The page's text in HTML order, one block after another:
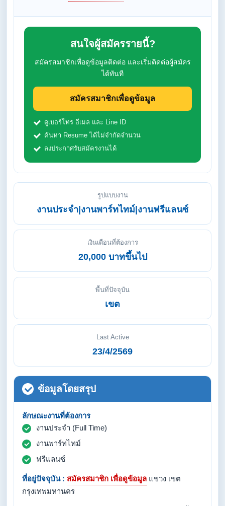
สนใจผู้สมัครรายนี้?
สมัครสมาชิกเพื่อดูข้อมูลติดต่อ และเริ่มติดต่อผู้สมัคร
ได้ทันที
สมัครสมาชิกเพื่อดูข้อมูล
ดูเบอร์โทร อีเมล และ Line ID
ค้นหา Resume ได้ไม่จำกัดจำนวน
ลงประกาศรับสมัครงานได้
รูปแบบงาน
งานประจำ|งานพาร์ทไทม์|งานฟรีแลนซ์
เงินเดือนที่ต้องการ
20,000 บาทขึ้นไป
พื้นที่ปัจจุบัน
เขต
Last Active
23/4/2569
ข้อมูลโดยสรุป
ลักษณะงานที่ต้องการ
งานประจำ (Full Time)
งานพาร์ทไทม์
ฟรีแลนซ์
ที่อยู่ปัจจุบัน : สมัครสมาชิก เพื่อดูข้อมูล แขวง เขต
กรุงเทพมหานคร